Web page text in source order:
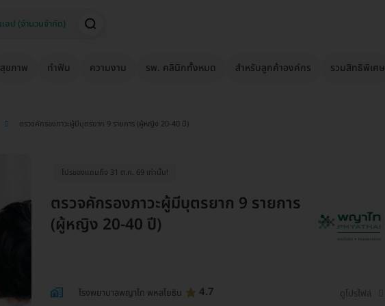
สุขภาพ ทำฟัน ความงาม รพ. คลินิกทั้งหมด สำหรับลูกค้าองค์กร รวมสิทธิพิเศษ
ตรวจคักรองภาวะผู้มีบุตรยาก 9 รายการ (ผู้หญิง 20-40 ปี)
โปรของแถมถึง 31 ต.ค. 69 เท่านั้น!
ตรวจคักรองภาวะผู้มีบุตรยาก 9 รายการ
(ผู้หญิง 20-40 ปี)
โรงพยาบาลพญาไท พหลโยธิน 4.7 ดูโปรไฟล์